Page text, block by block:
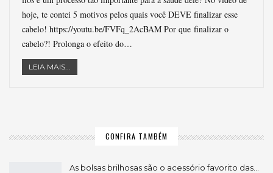
hoje, te contei 5 motivos pelos quais você DEVE finalizar esse
cabelo! https://youtu.be/FVFq_2AcBAM Por que finalizar o
cabelo?! Prolonga o efeito do…
LEIA MAIS...
CONFIRA TAMBÉM
As bolsas brilhosas são o acessório favorito das…